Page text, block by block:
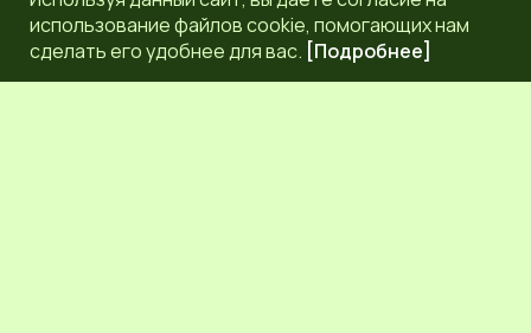
использование файлов cookie, помогающих нам
сделать его удобнее для вас. [Подробнее]